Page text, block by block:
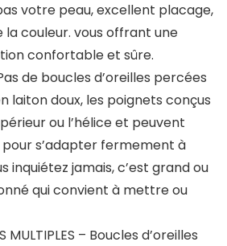
votre peau, excellent placage,
couleur. vous offrant une
confortable et sûre.
Pas de boucles d’oreilles percées
laiton doux, les poignets conçus
ou l’hélice et peuvent
s’adapter fermement à
inquiétez jamais, c’est grand ou
qui convient à mettre ou
MULTIPLES – Boucles d’oreilles